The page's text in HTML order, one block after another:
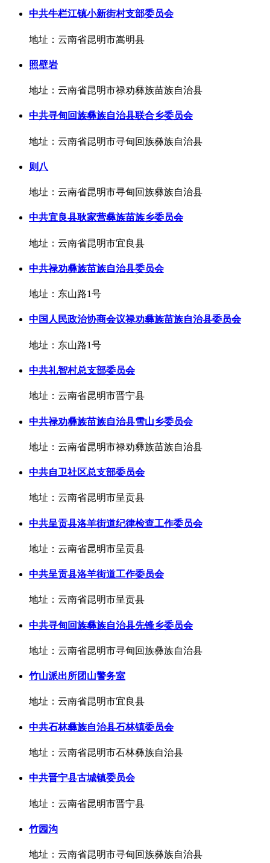
中共牛栏江镇小新街村支部委员会
地址：云南省昆明市嵩明县
照壁岩
地址：云南省昆明市禄劝彝族苗族自治县
中共寻甸回族彝族自治县联合乡委员会
地址：云南省昆明市寻甸回族彝族自治县
则八
地址：云南省昆明市寻甸回族彝族自治县
中共宜良县耿家营彝族苗族乡委员会
地址：云南省昆明市宜良县
中共禄劝彝族苗族自治县委员会
地址：东山路1号
中国人民政治协商会议禄劝彝族苗族自治县委员会
地址：东山路1号
中共礼智村总支部委员会
地址：云南省昆明市晋宁县
中共禄劝彝族苗族自治县雪山乡委员会
地址：云南省昆明市禄劝彝族苗族自治县
中共自卫社区总支部委员会
地址：云南省昆明市呈贡县
中共呈贡县洛羊街道纪律检查工作委员会
地址：云南省昆明市呈贡县
中共呈贡县洛羊街道工作委员会
地址：云南省昆明市呈贡县
中共寻甸回族彝族自治县先锋乡委员会
地址：云南省昆明市寻甸回族彝族自治县
竹山派出所团山警务室
地址：云南省昆明市宜良县
中共石林彝族自治县石林镇委员会
地址：云南省昆明市石林彝族自治县
中共晋宁县古城镇委员会
地址：云南省昆明市晋宁县
竹园沟
地址：云南省昆明市寻甸回族彝族自治县